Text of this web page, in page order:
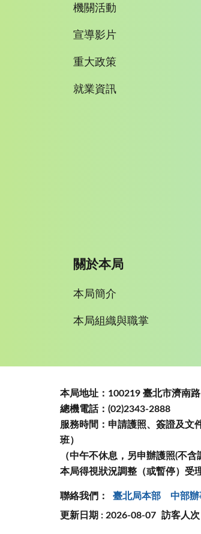
機關活動
宣導影片
重大政策
就業資訊
關於本局
本局簡介
本局組織與職掌
本局地址：100219 臺北市濟南
總機電話：(02)2343-2888
服務時間：申請護照、簽證及文
班）
（中午不休息，另申辦護照(不
本局得視狀況調整（或暫停）受
聯絡我們： 臺北局本部 中部辦
更新日期 : 2026-08-07 訪客人